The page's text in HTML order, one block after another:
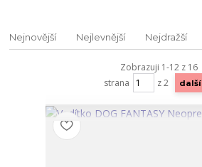
Nejnovější Nejlevnější Nejdražší
Zobrazuji 1-12 z 16
strana
z 2 další